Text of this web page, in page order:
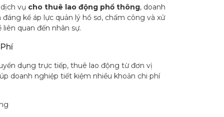
vụ cho thuê lao động phổ thông, doanh
kể áp lực quản lý hồ sơ, chấm công và xử
liên quan đến nhân sự.
dụng trực tiếp, thuê lao động từ đơn vị
doanh nghiệp tiết kiệm nhiều khoản chi phí